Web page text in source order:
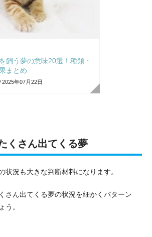
飼う夢の意味20選！種類・
まとめ
2025年07月22日
くさん出てくる夢
状況も大きな判断材料になります。
さん出てくる夢の状況を細かくパターン
う。